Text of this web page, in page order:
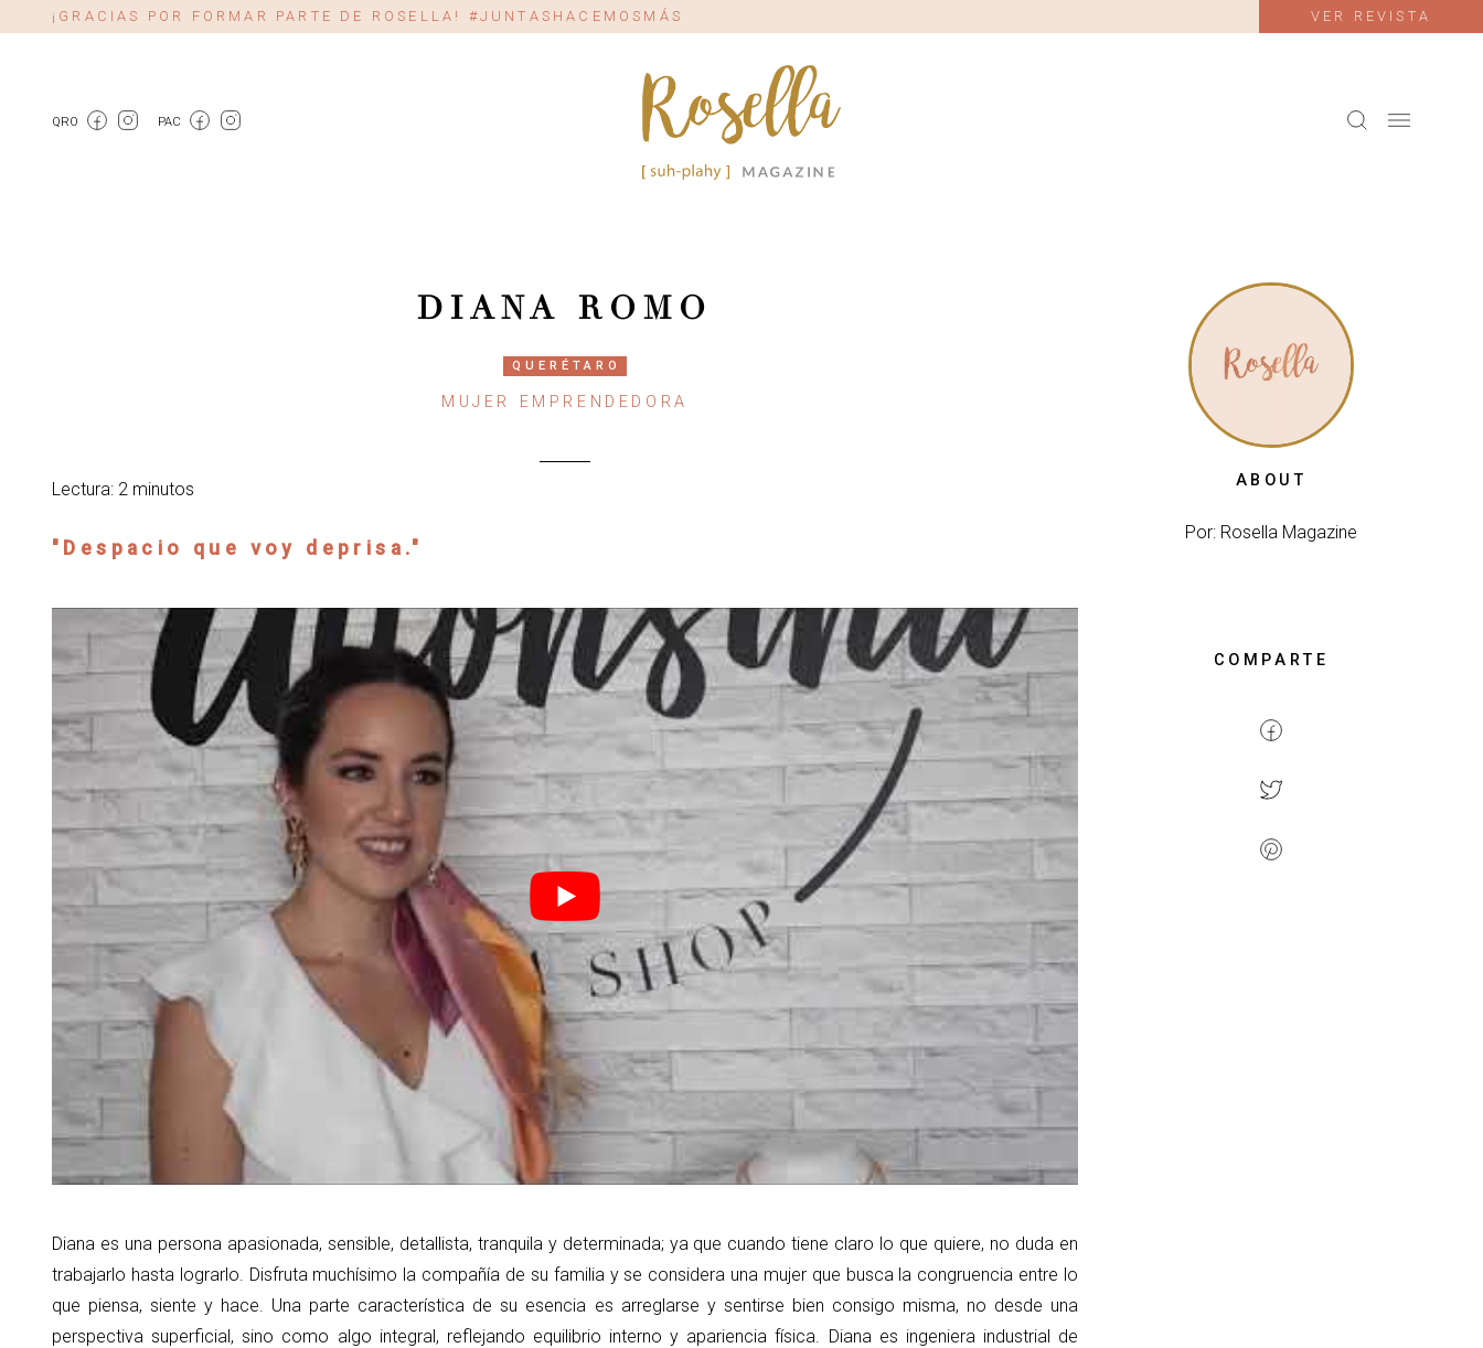
¡GRACIAS POR FORMAR PARTE DE ROSELLA! #JUNTASHACEMOSMÁS VER REVISTA
QRO PAC
DIANA ROMO
QUERÉTARO
MUJER EMPRENDEDORA
Lectura: 2 minutos
"Despacio que voy deprisa."
Diana es una persona apasionada, sensible, detallista, tranquila y determinada; ya que cuando tiene claro lo que quiere, no duda en
trabajarlo hasta lograrlo. Disfruta muchísimo la compañía de su familia y se considera una mujer que busca la congruencia entre lo
que piensa, siente y hace. Una parte característica de su esencia es arreglarse y sentirse bien consigo misma, no desde una
perspectiva superficial, sino como algo integral, reflejando equilibrio interno y apariencia física. Diana es ingeniera industrial de
ABOUT
Por: Rosella Magazine
COMPARTE